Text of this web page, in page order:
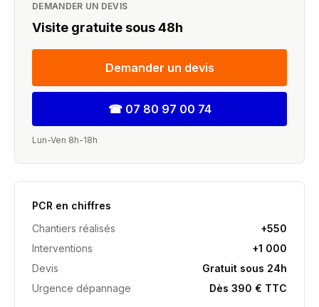
DEMANDER UN DEVIS
Visite gratuite sous 48h
Demander un devis
☎ 07 80 97 00 74
Lun-Ven 8h-18h
PCR en chiffres
Chantiers réalisés
+550
Interventions
+1 000
Devis
Gratuit sous 24h
Urgence dépannage
Dès 390 € TTC